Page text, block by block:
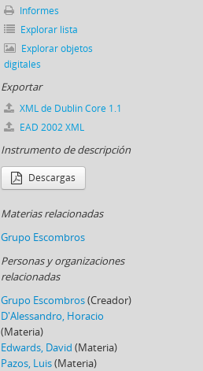
Informes
Explorar lista
Explorar objetos
digitales
Exportar
XML de Dublin Core 1.1
EAD 2002 XML
Instrumento de descripción
Descargas
Materias relacionadas
Grupo Escombros
Personas y organizaciones
relacionadas
Grupo Escombros(Creador)
D'Alessandro, Horacio
(Materia)
Edwards, David (Materia)
Pazos, Luis(Materia)